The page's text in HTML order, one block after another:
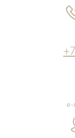
e-